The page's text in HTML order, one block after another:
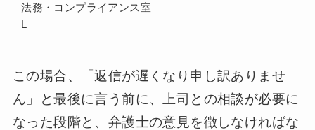
法務・コンプライアンス室
L
この場合、「返信が遅くなり申し訳ありませ
ん」と最後に言う前に、上司との相談が必要に
なった段階と、弁護士の意見を徴しなければな